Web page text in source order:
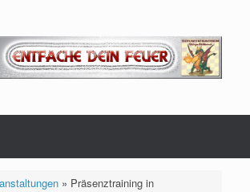
» Präsenztraining in